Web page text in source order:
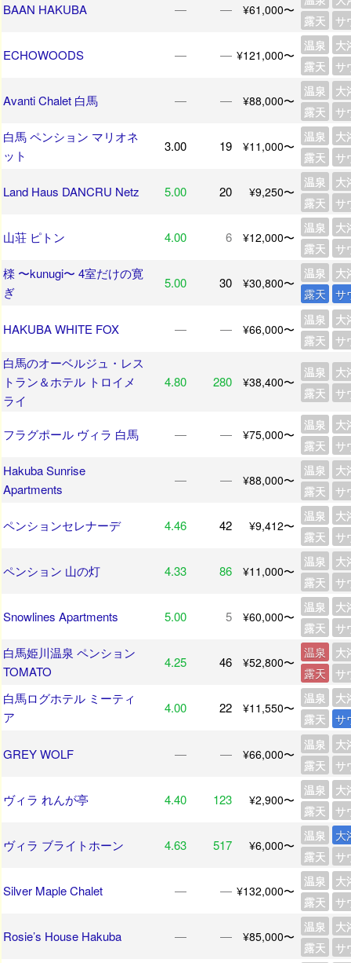
BAAN HAKUBA ― ― ¥61,000〜
露天
サ
ECHOWOODS ― ― ¥121,000〜
温泉
大
露天
サ
Avanti Chalet 白馬 ― ― ¥88,000〜
温泉
大
露天
サ
白馬 ペンション マリオネ
ット
3.00 19 ¥11,000〜
温泉
大
露天
サ
Land Haus DANCRU Netz 5.00 20 ¥9,250〜
温泉
大
露天
サ
山荘 ピトン 4.00 6 ¥12,000〜
温泉
大
露天
サ
檪 〜kunugi〜 4室だけの寛
ぎ
5.00 30 ¥30,800〜
温泉
大
露天
サ
HAKUBA WHITE FOX ― ― ¥66,000〜
温泉
大
露天
サ
白馬のオーベルジュ・レス
トラン＆ホテル トロイメ
ライ
4.80 280 ¥38,400〜
温泉
大
露天
サ
フラグポール ヴィラ 白馬 ― ― ¥75,000〜
温泉
大
露天
サ
Hakuba Sunrise
Apartments
― ― ¥88,000〜
温泉
大
露天
サ
ペンションセレナーデ 4.46 42 ¥9,412〜
温泉
大
露天
サ
ペンション 山の灯 4.33 86 ¥11,000〜
温泉
大
露天
サ
Snowlines Apartments 5.00 5 ¥60,000〜
温泉
大
露天
サ
白馬姫川温泉 ペンション
TOMATO
4.25 46 ¥52,800〜
温泉
大
露天
サ
白馬ログホテル ミーティ
ア
4.00 22 ¥11,550〜
温泉
大
露天
サ
GREY WOLF ― ― ¥66,000〜
温泉
大
露天
サ
ヴィラ れんが亭 4.40 123 ¥2,900〜
温泉
大
露天
サ
ヴィラ ブライトホーン 4.63 517 ¥6,000〜
温泉
大
露天
サ
Silver Maple Chalet ― ― ¥132,000〜
温泉
大
露天
サ
Rosie’s House Hakuba ― ― ¥85,000〜
温泉
大
露天
サ